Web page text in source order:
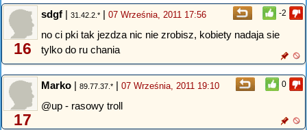
-2
16
sdgf | 31.42.2.* | 07 Września, 2011 17:56
no ci pki tak jezdza nic nie zrobisz, kobiety nadaja sie
tylko do ru chania
0
17
Marko | 89.77.37.* | 07 Września, 2011 19:10
@up - rasowy troll